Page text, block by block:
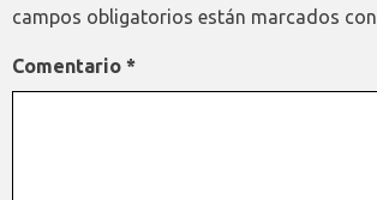
campos obligatorios están marcados con
Comentario *